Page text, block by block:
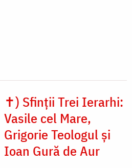
✝) Sfinții Trei Ierarhi:
Vasile cel Mare,
Grigorie Teologul și
Ioan Gură de Aur